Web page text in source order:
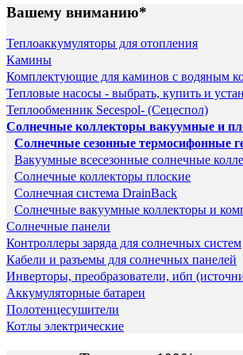
Вашему вниманию*
Теплоаккумуляторы для отопления
Камины
Комплектующие для каминов с водяным
Тепловые насосы - выбрать, купить и
Теплообменник Secespol- (Сецеспол)
Солнечные коллекторы вакуумные и
Солнечные сезонные термосифонные
Вакуумные всесезонные солнечные
Солнечные коллекторы плоские
Солнечная система DrainBack
Солнечные вакуумные коллекторы и
Солнечные панели
Контроллеры заряда для солнечных систем
Кабели и разъемы для солнечных панелей
Инверторы, преобразователи, ибп
Аккумуляторные батареи
Полотенцесушители
Котлы электрические